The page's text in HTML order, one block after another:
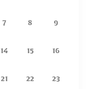
7 8 9
14 15 16
21 22 23